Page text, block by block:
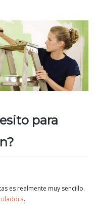
para
es realmente muy sencillo.
.